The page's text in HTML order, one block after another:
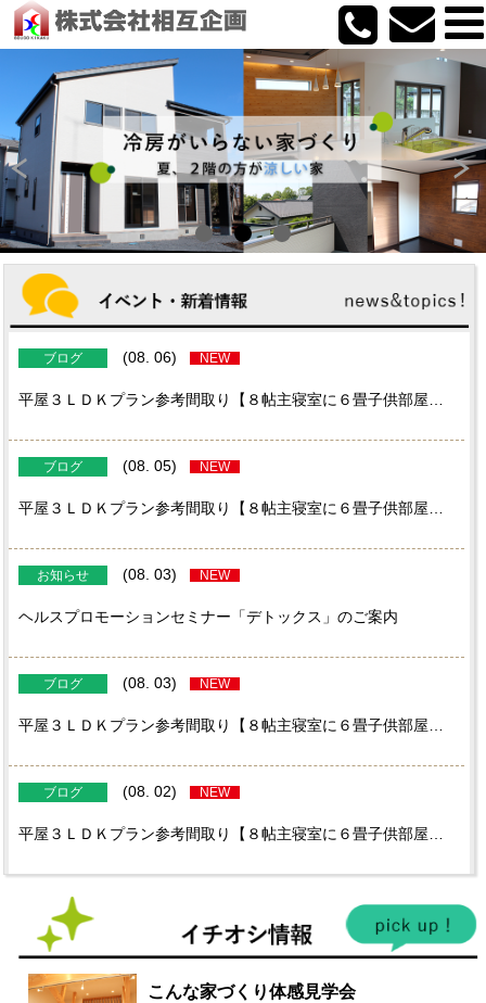
ブログ (08. 06) NEW
ブログ (08. 05) NEW
お知らせ (08. 03) NEW
ヘルスプロモーションセミナー「デトックス」のご案内
ブログ (08. 03) NEW
ブログ (08. 02) NEW
こんな家づくり体感見学会